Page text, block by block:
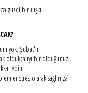
güzel bir ilişki
yok. Şubat'ın
oldukça iyi bir olduğunuz
edin.
stres olarak sağlınıza